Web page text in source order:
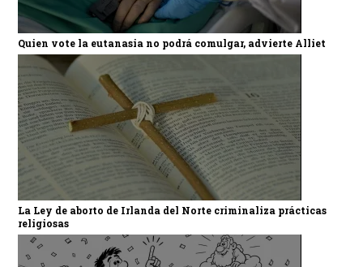
Quien vote la eutanasia no podrá comulgar, advierte Alliet
La Ley de aborto de Irlanda del Norte criminaliza prácticas
religiosas